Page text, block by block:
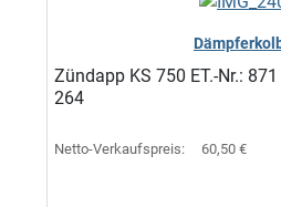
Zündapp KS 750 ET.-Nr.:
264
Netto-Verkaufspreis: 60,50 €